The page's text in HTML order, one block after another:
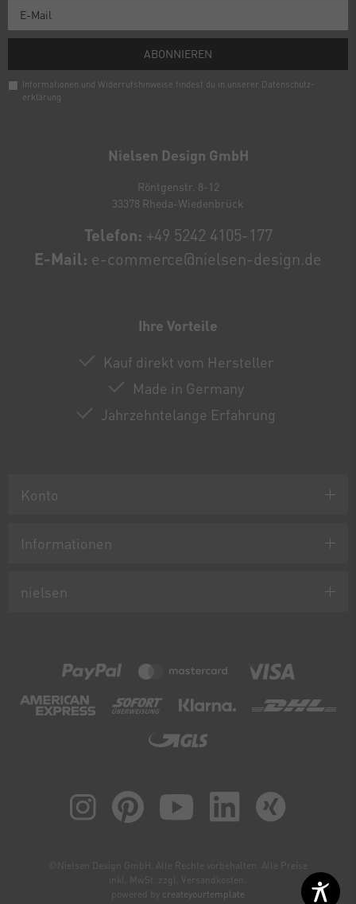
Nielsen Design GmbH
Röntgenstr. 8-12
33378 Rheda-Wiedenbrück
Telefon: +49 5242 4105-177
E-Mail: e-commerce@nielsen-design.de
Ihre Vorteile
Kauf direkt vom Hersteller
Made in Germany
Jahrzehntelange Erfahrung
Konto
Informationen
nielsen
ABONNIEREN
Informationen und Widerrufshinweise findest du in unserer Daten­schutz­
erklärung
©Nielsen Design GmbH. Alle Rechte vorbehalten. Alle Preise
inkl. MwSt. zzgl. Versandkosten.
powered by createyourtemplate